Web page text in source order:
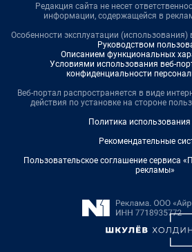
Редакция сайта не несет
информации, содержащейся в
Особенности эксплуатации (использования)
Руководством
Описанием функциональных
Условиями использования веб-
конфиденциальности
Веб-портал распространяется в виде
действия по установке на стороне
Политика
Рекомендательные
Пользовательское соглашение сервиса
рекламы»